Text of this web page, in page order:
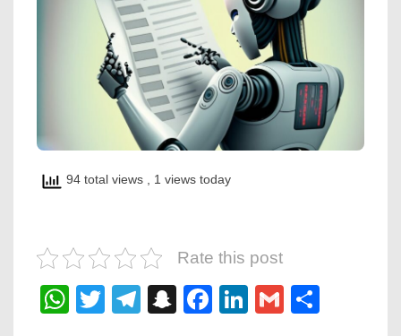
94 total views , 1 views today
Rate this post
WhatsApp
TwitterTelegram
Snapchat
Facebook
LinkedIn
Gmail